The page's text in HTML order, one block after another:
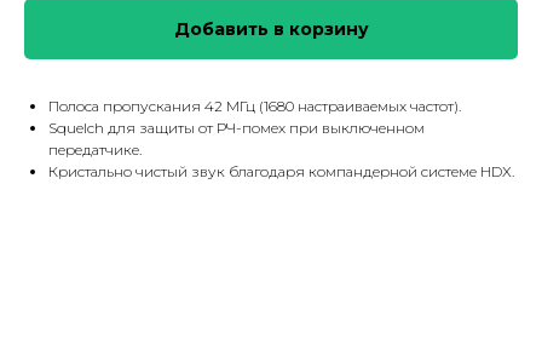
Добавить в корзину
Полоса пропускания 42 МГц (1680 настраиваемых частот).
Squelch для защиты от РЧ-помех при выключенном
передатчике.
Кристально чистый звук благодаря компандерной системе HDX.